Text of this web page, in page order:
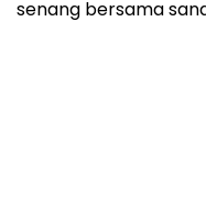
senang bersama